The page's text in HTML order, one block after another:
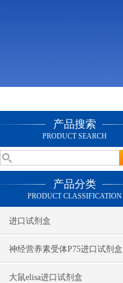
产品搜索
PRODUCT SEARCH
产品分类
PRODUCT CLASSIFICATION
进口试剂盒
神经营养素受体P75进口试剂盒
大鼠elisa进口试剂盒